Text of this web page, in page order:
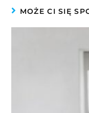
MOŻE CI SIĘ